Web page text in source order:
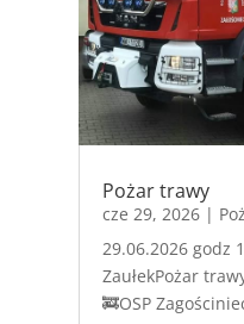
Pożar trawy
cze 29, 2026 |
29.06.2026 godz
ZaułekPożar
🚒OSP